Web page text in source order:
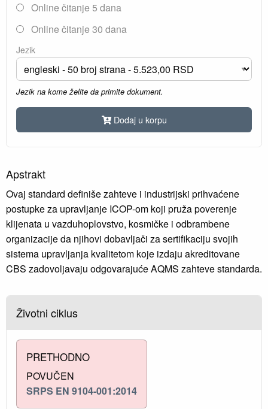
Online čitanje 5 dana
Online čitanje 30 dana
Jezik
Jezik na kome želite da primite dokument.
Dodaj u korpu
Apstrakt
Ovaj standard definiše zahteve i industrijski prihvaćene
postupke za upravljanje ICOP-om koji pruža poverenje
klijenata u vazduhoplovstvo, kosmičke i odbrambene
organizacije da njihovi dobavljači za sertifikaciju svojih
sistema upravljanja kvalitetom koje izdaju akreditovane
CBS zadovoljavaju odgovarajuće AQMS zahteve standarda.
Životni ciklus
PRETHODNO
POVUČEN
SRPS EN 9104-001:2014